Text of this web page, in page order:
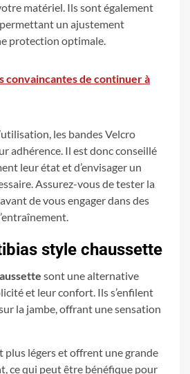
matériel. Ils sont également
un ajustement
protection optimale.
convaincantes de continuer à
les bandes Velcro
adhérence. Il est donc conseillé
leur état et d’envisager un
Assurez-vous de tester la
de vous engager dans des
style chaussette
sont une alternative
et leur confort. Ils s’enfilent
la jambe, offrant une sensation
plus légers et offrent une grande
ce qui peut être bénéfique pour